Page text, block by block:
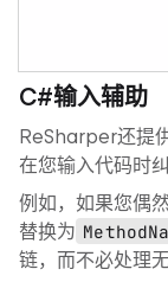
C#输入辅助
ReSharper还提
在您输入代码时
例如，如果您偶
替换为
链，而不必处理